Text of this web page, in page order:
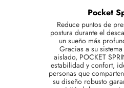
Pocket
Reduce puntos de
postura durante el
un sueño más
Gracias a su
aislado, POCKET
estabilidad y confort,
personas que
su diseño robusto